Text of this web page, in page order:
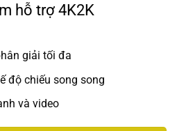
hỗ trợ 4K2K
giải tối đa
độ chiếu song song
và video